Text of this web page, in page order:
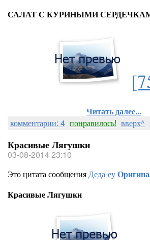
САЛАТ С КУРИНЫМИ
Читать далее...
комментарии: 4 понравилось! вверх^
Красивые Лягушки
03-08-2014 23:10
Это цитата сообщенияДеда-еу
Красивые Лягушки